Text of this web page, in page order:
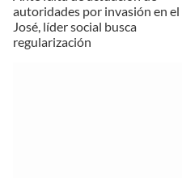
autoridades por invasión en el
José, líder social busca
regularización